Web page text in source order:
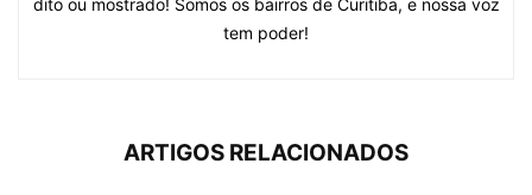
dito ou mostrado! Somos os bairros de Curitiba, e nossa voz
tem poder!
ARTIGOS RELACIONADOS